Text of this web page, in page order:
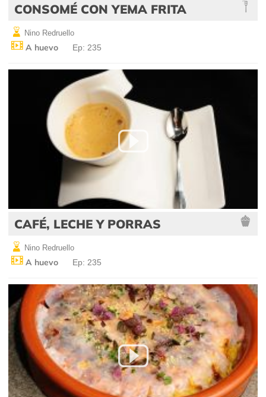
CONSOMÉ CON YEMA FRITA
Nino Redruello
A huevo Ep: 235
CAFÉ, LECHE Y PORRAS
Nino Redruello
A huevo Ep: 235